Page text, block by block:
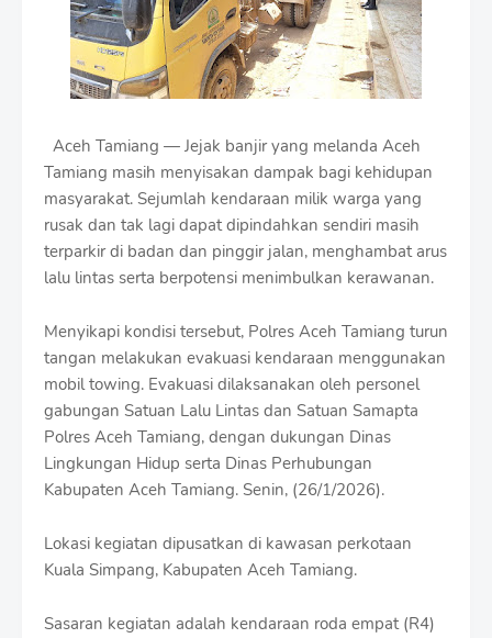
Aceh Tamiang — Jejak banjir yang melanda Aceh
Tamiang masih menyisakan dampak bagi kehidupan
masyarakat. Sejumlah kendaraan milik warga yang
rusak dan tak lagi dapat dipindahkan sendiri masih
terparkir di badan dan pinggir jalan, menghambat arus
lalu lintas serta berpotensi menimbulkan kerawanan.
Menyikapi kondisi tersebut, Polres Aceh Tamiang turun
tangan melakukan evakuasi kendaraan menggunakan
mobil towing. Evakuasi dilaksanakan oleh personel
gabungan Satuan Lalu Lintas dan Satuan Samapta
Polres Aceh Tamiang, dengan dukungan Dinas
Lingkungan Hidup serta Dinas Perhubungan
Kabupaten Aceh Tamiang. Senin, (26/1/2026).
Lokasi kegiatan dipusatkan di kawasan perkotaan
Kuala Simpang, Kabupaten Aceh Tamiang.
Sasaran kegiatan adalah kendaraan roda empat (R4)
s
g
n
W
i
S
h
o
f
f
T
e
m
l
a
s